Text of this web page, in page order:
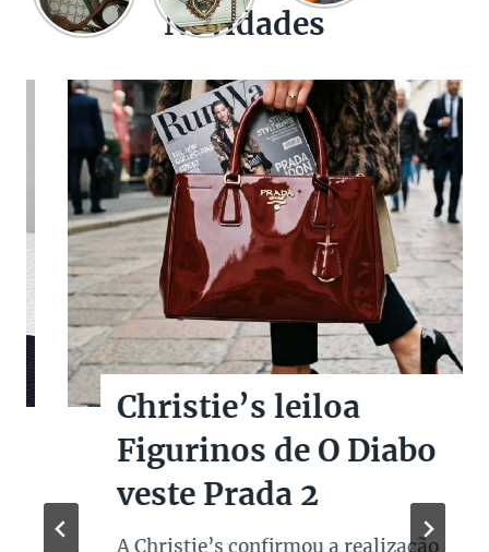
Novidades
Christie’s leiloa
Figurinos de O Diabo
veste Prada 2
A Christie’s confirmou a realização